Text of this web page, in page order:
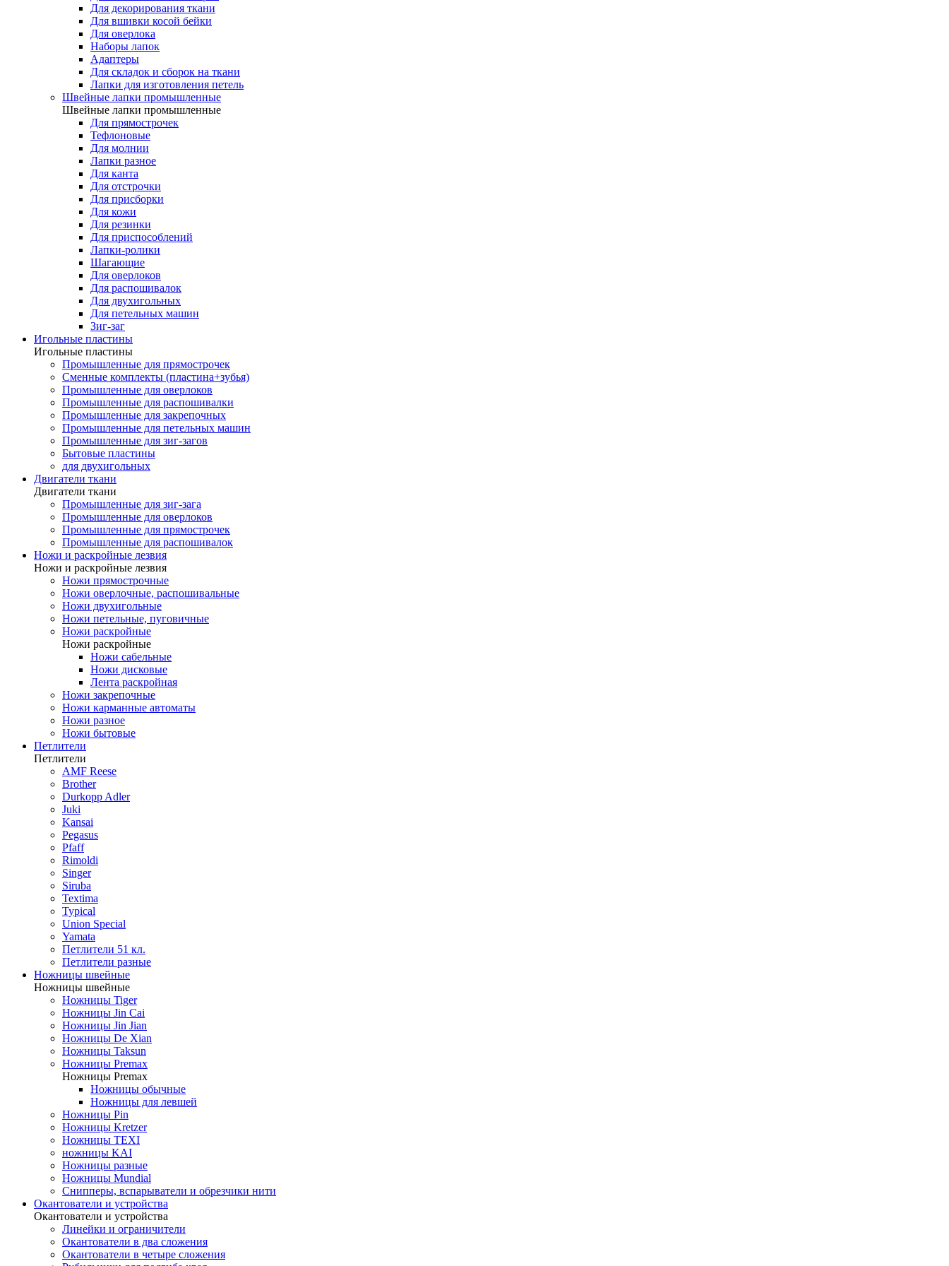
Для декорирования ткани
Для вшивки косой бейки
Для оверлока
Наборы лапок
Адаптеры
Для складок и сборок на ткани
Лапки для изготовления петель
Швейные лапки промышленные
Швейные лапки промышленные
Для прямострочек
Тефлоновые
Для молнии
Лапки разное
Для канта
Для отстрочки
Для присборки
Для кожи
Для резинки
Для приспособлений
Лапки-ролики
Шагающие
Для оверлоков
Для распошивалок
Для двухигольных
Для петельных машин
Зиг-заг
Игольные пластины
Игольные пластины
Промышленные для прямострочек
Сменные комплекты (пластина+зубья)
Промышленные для оверлоков
Промышленные для распошивалки
Промышленные для закрепочных
Промышленные для петельных машин
Промышленные для зиг-загов
Бытовые пластины
для двухигольных
Двигатели ткани
Двигатели ткани
Промышленные для зиг-зага
Промышленные для оверлоков
Промышленные для прямострочек
Промышленные для распошивалок
Ножи и раскройные лезвия
Ножи и раскройные лезвия
Ножи прямострочные
Ножи оверлочные, распошивальные
Ножи двухигольные
Ножи петельные, пуговичные
Ножи раскройные
Ножи раскройные
Ножи сабельные
Ножи дисковые
Лента раскройная
Ножи закрепочные
Ножи карманные автоматы
Ножи разное
Ножи бытовые
Петлители
Петлители
AMF Reese
Brother
Durkopp Adler
Juki
Kansai
Pegasus
Pfaff
Rimoldi
Singer
Siruba
Textima
Typical
Union Special
Yamata
Петлители 51 кл.
Петлители разные
Ножницы швейные
Ножницы швейные
Ножницы Tiger
Ножницы Jin Cai
Ножницы Jin Jian
Ножницы De Xian
Ножницы Taksun
Ножницы Premax
Ножницы Premax
Ножницы обычные
Ножницы для левшей
Ножницы Pin
Ножницы Kretzer
Ножницы TEXI
ножницы KAI
Ножницы разные
Ножницы Mundial
Снипперы, вспарыватели и обрезчики нити
Окантователи и устройства
Окантователи и устройства
Линейки и ограничители
Окантователи в два сложения
Окантователи в четыре сложения